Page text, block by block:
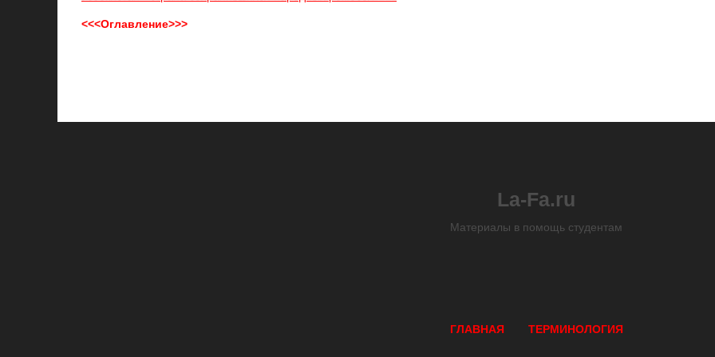
<<<Оглавление>>>
La-Fa.ru
Материалы в помощь студентам
ГЛАВНАЯ ТЕРМИНОЛОГИЯ